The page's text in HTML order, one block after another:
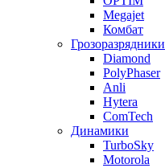
Megajet
Комбат
Грозоразрядники
Diamond
PolyPhaser
Anli
Hytera
ComTech
Динамики
TurboSky
Motorola